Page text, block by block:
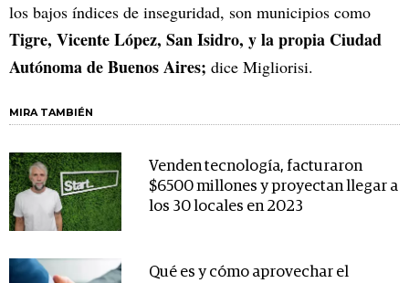
los bajos índices de inseguridad, son municipios como
Tigre, Vicente López, San Isidro, y la propia Ciudad
Autónoma de Buenos Aires; dice Migliorisi.
MIRA TAMBIÉN
Venden tecnología, facturaron
$6500 millones y proyectan llegar a
los 30 locales en 2023
Qué es y cómo aprovechar el